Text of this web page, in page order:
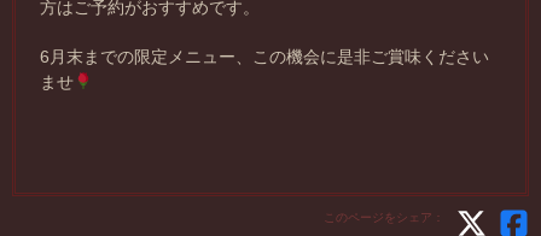
方はご予約がおすすめです。
6月末までの限定メニュー、この機会に是非ご賞味ください
ませ
このページをシェア：